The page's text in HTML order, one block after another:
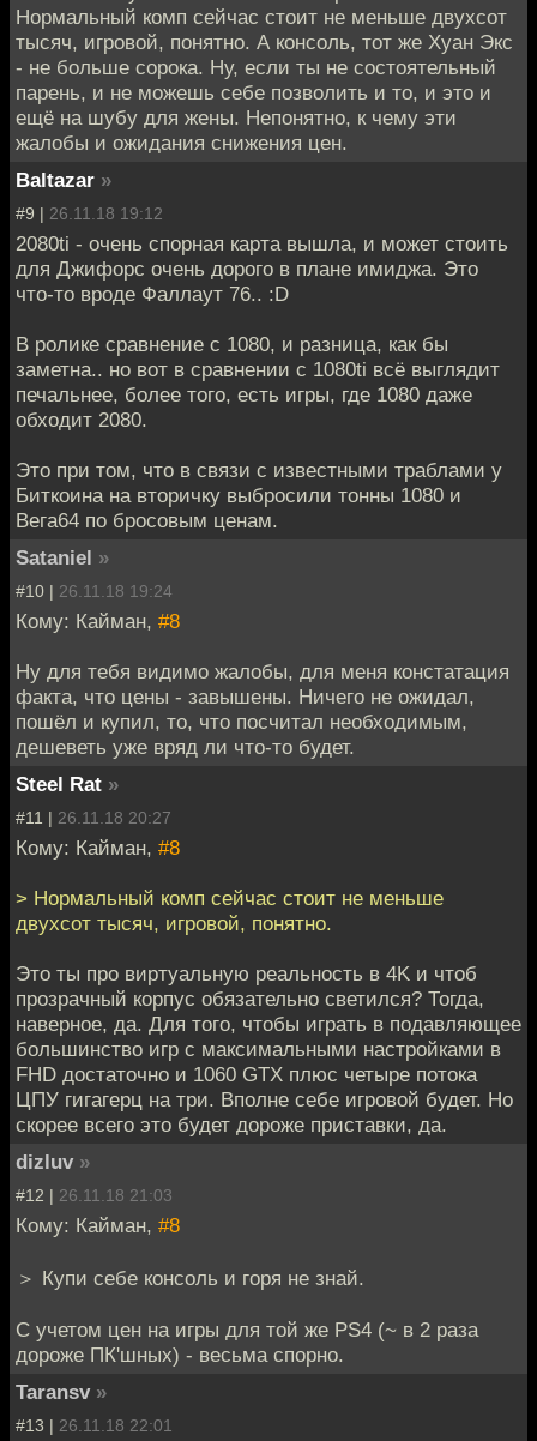
Нормальный комп сейчас стоит не меньше двухсот
тысяч, игровой, понятно. А консоль, тот же Хуан Экс
- не больше сорока. Ну, если ты не состоятельный
парень, и не можешь себе позволить и то, и это и
ещё на шубу для жены. Непонятно, к чему эти
жалобы и ожидания снижения цен.
Baltazar »
#9 | 26.11.18 19:12
2080ti - очень спорная карта вышла, и может стоить
для Джифорс очень дорого в плане имиджа. Это
что-то вроде Фаллаут 76.. :D
В ролике сравнение с 1080, и разница, как бы
заметна.. но вот в сравнении с 1080ti всё выглядит
печальнее, более того, есть игры, где 1080 даже
обходит 2080.
Это при том, что в связи с известными траблами у
Биткоина на вторичку выбросили тонны 1080 и
Вега64 по бросовым ценам.
Sataniel »
#10 | 26.11.18 19:24
Кому: Кайман, #8
Ну для тебя видимо жалобы, для меня констатация
факта, что цены - завышены. Ничего не ожидал,
пошёл и купил, то, что посчитал необходимым,
дешеветь уже вряд ли что-то будет.
Steel Rat »
#11 | 26.11.18 20:27
Кому: Кайман, #8
> Нормальный комп сейчас стоит не меньше
двухсот тысяч, игровой, понятно.
Это ты про виртуальную реальность в 4K и чтоб
прозрачный корпус обязательно светился? Тогда,
наверное, да. Для того, чтобы играть в подавляющее
большинство игр с максимальными настройками в
FHD достаточно и 1060 GTX плюс четыре потока
ЦПУ гигагерц на три. Вполне себе игровой будет. Но
скорее всего это будет дороже приставки, да.
dizluv »
#12 | 26.11.18 21:03
Кому: Кайман, #8
＞ Купи себе консоль и горя не знай.
С учетом цен на игры для той же PS4 (~ в 2 раза
дороже ПК'шных) - весьма спорно.
Taransv »
#13 | 26.11.18 22:01